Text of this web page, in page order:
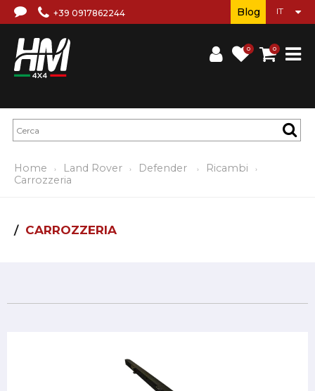
+39 0917862244
0 0
Blog
Home Land Rover Defender
Ricambi
Carrozzeria
CARROZZERIA